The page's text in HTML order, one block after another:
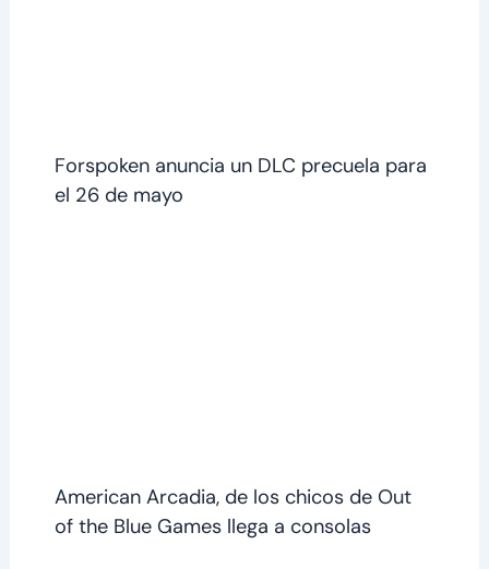
Forspoken anuncia un DLC precuela para
el 26 de mayo
American Arcadia, de los chicos de Out
of the Blue Games llega a consolas